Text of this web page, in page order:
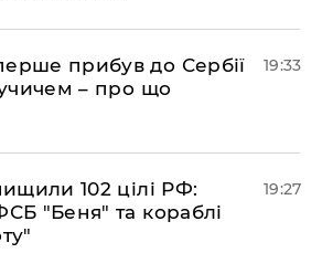
прибув до Сербії
– про що
19:33
102 цілі РФ:
"Беня" та кораблі
19:27